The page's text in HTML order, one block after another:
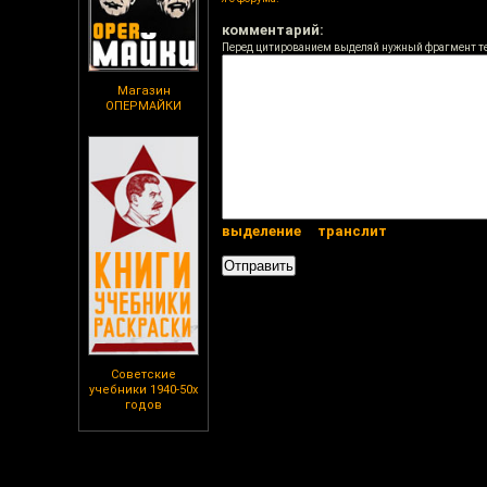
Магазин
ОПЕРМАЙКИ
Советские
учебники 1940-50х
годов
комментарий:
Перед цитированием выделяй нужный фрагмент
выделение транслит